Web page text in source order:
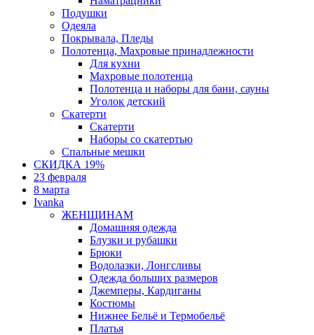
Подушки
Одеяла
Покрывала, Пледы
Полотенца, Махровые принадлежности
Для кухни
Махровые полотенца
Полотенца и наборы для бани, сауны
Уголок детский
Скатерти
Скатерти
Наборы со скатертью
Спальные мешки
СКИДКА 19%
23 февраля
8 марта
Ivanka
ЖЕНЩИНАМ
Домашняя одежда
Блузки и рубашки
Брюки
Водолазки, Лонгсливы
Одежда больших размеров
Джемперы, Кардиганы
Костюмы
Нижнее Бельё и Термобельё
Платья